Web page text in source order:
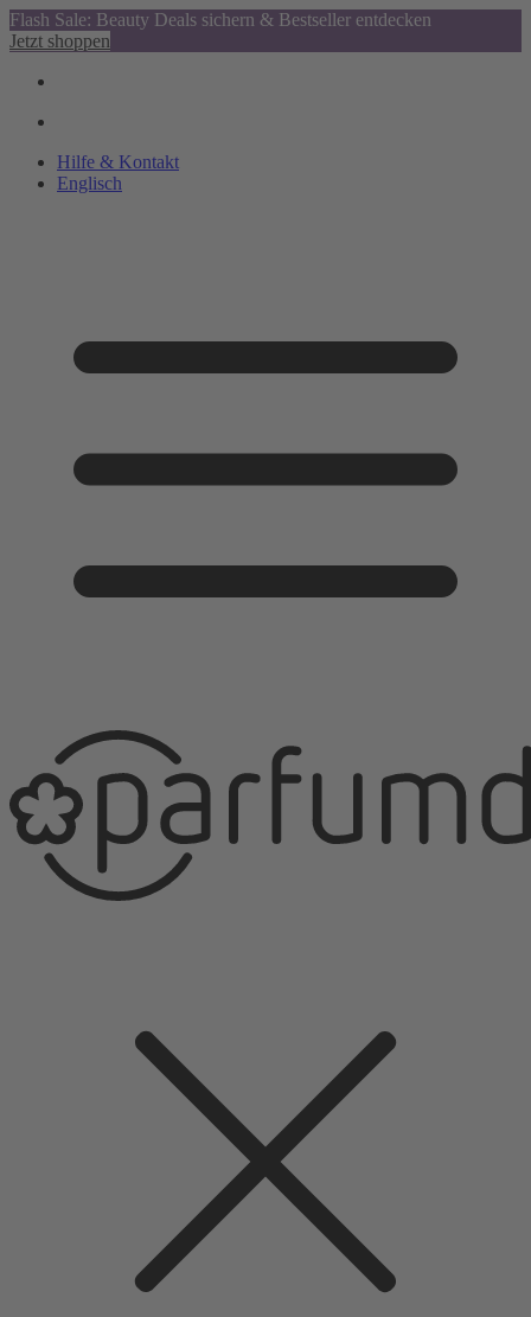
Flash Sale: Beauty Deals sichern & Bestseller entdecken
Jetzt shoppen
Hilfe & Kontakt
Englisch